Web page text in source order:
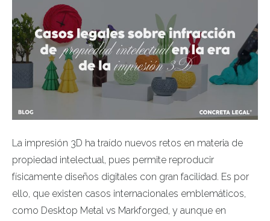
La impresión 3D ha traído nuevos retos en materia de
propiedad intelectual, pues permite reproducir
físicamente diseños digitales con gran facilidad. Es por
ello, que existen casos internacionales emblemáticos,
como Desktop Metal vs Markforged, y aunque en